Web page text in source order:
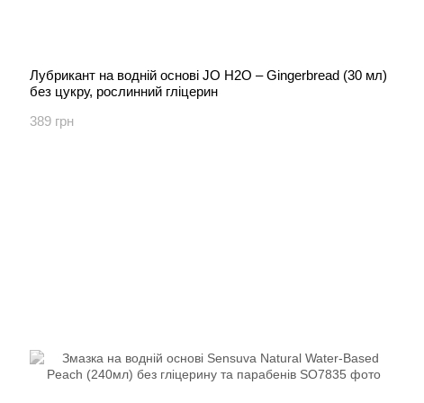
Лубрикант на водній основі JO H2O – Gingerbread (30 мл)
без цукру, рослинний гліцерин
389 грн